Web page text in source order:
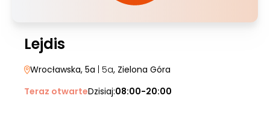
Lejdis
Wrocławska, 5a | 5a, Zielona Góra
Teraz otwarteDzisiaj:08:00-20:00